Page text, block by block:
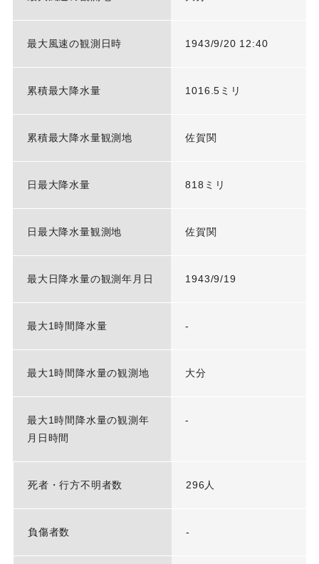
最大風速の観測日時 1943/9/20 12:40
累積最大降水量 1016.5ミリ
累積最大降水量観測地 佐賀関
日最大降水量 818ミリ
日最大降水量観測地 佐賀関
最大日降水量の観測年月日 1943/9/19
最大1時間降水量 -
最大1時間降水量の観測地 大分
最大1時間降水量の観測年
月日時間
-
死者・行方不明者数 296人
負傷者数 -